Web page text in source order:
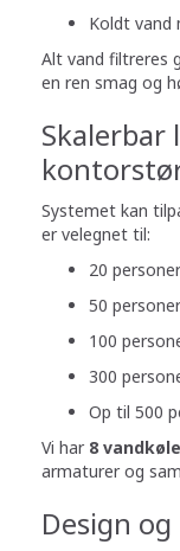
Koldt vand
Alt vand filtreres
en ren smag og
Skalerbar
Systemet kan
er velegnet til:
20 personer
50 personer
100
300
Op til 500
Vi har 8
armaturer og
Design